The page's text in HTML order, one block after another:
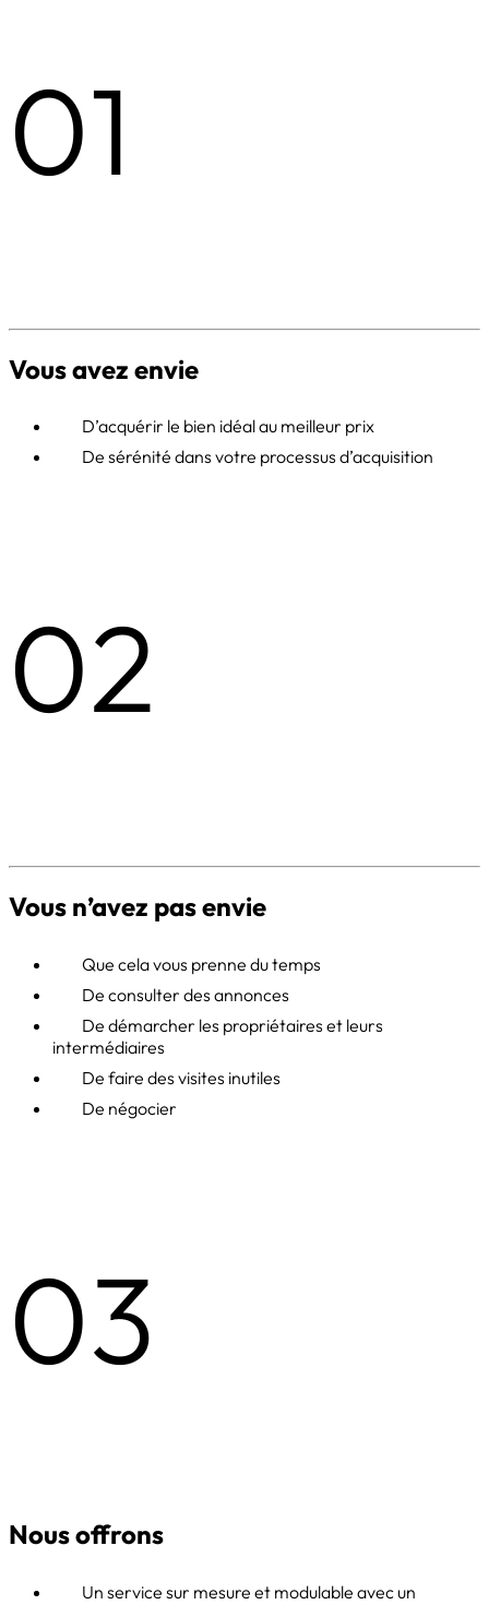
01
Vous avez envie
D’acquérir le bien idéal au meilleur prix
De sérénité dans votre processus d’acquisition
02
Vous n’avez pas envie
Que cela vous prenne du temps
De consulter des annonces
De démarcher les propriétaires et leurs
intermédiaires
De faire des visites inutiles
De négocier
03
Nous offrons
Un service sur mesure et modulable avec un